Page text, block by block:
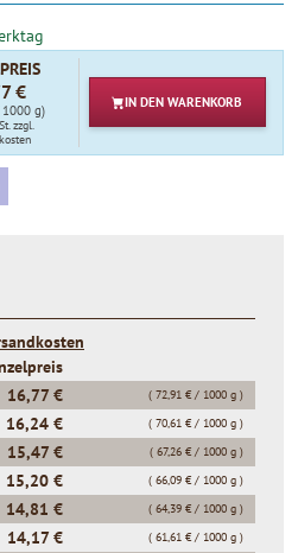
€
g)
zzgl.
IN DEN WARENKORB
16,77 € ( 72,91 € / 1000 g )
16,24 € ( 70,61 € / 1000 g )
15,47 € ( 67,26 € / 1000 g )
15,20 € ( 66,09 € / 1000 g )
14,81 € ( 64,39 € / 1000 g )
14,17 € ( 61,61 € / 1000 g )